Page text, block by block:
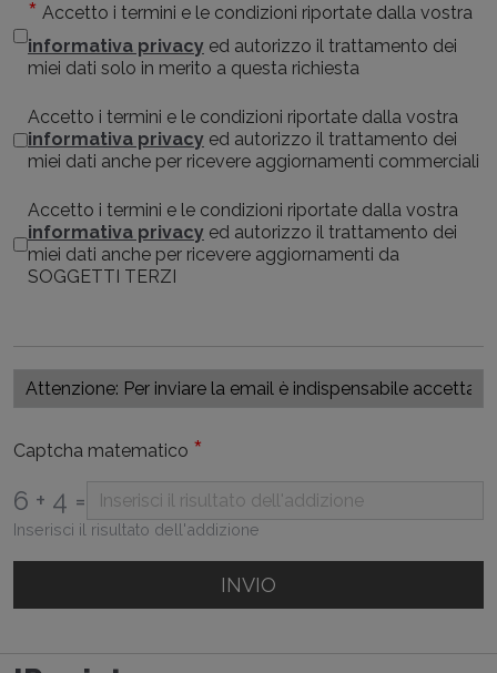
Accetto i termini e le condizioni riportate dalla vostra
informativa privacy ed autorizzo il trattamento dei
miei dati solo in merito a questa richiesta
Accetto i termini e le condizioni riportate dalla vostra
informativa privacy ed autorizzo il trattamento dei
miei dati anche per ricevere aggiornamenti commerciali
Accetto i termini e le condizioni riportate dalla vostra
informativa privacy ed autorizzo il trattamento dei
miei dati anche per ricevere aggiornamenti da
SOGGETTI TERZI
Captcha matematico *
6 + 4 =
Inserisci il risultato dell'addizione
INVIO